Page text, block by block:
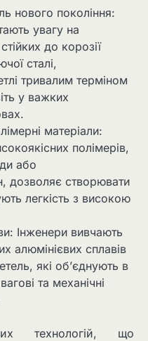
нового покоління:
увагу на
до корозії
сталі,
тривалим терміном
у важких
матеріали:
полімерів,
або
дозволяє створювати
легкість з високою
Інженери вивчають
алюмінієвих сплавів
які об’єднують в
та механічні
технологій, що